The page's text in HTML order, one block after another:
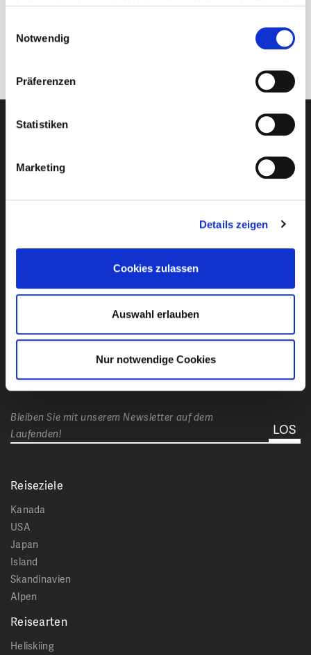
Notwendig
Präferenzen
Statistiken
Marketing
Details zeigen
Cookies zulassen
Auswahl erlauben
Nur notwendige Cookies
E-Mail-Adresse eingeben
Ich habe dieDatenschutzbestimmungenvon Club
Reisen Stumböck GmbH & Co. KG zur Kenntnis
genommen.
Bleiben Sie mit unserem Newsletter auf dem
Laufenden!
Reiseziele
Kanada
USA
Japan
Island
Skandinavien
Alpen
Reisearten
Heliskiing